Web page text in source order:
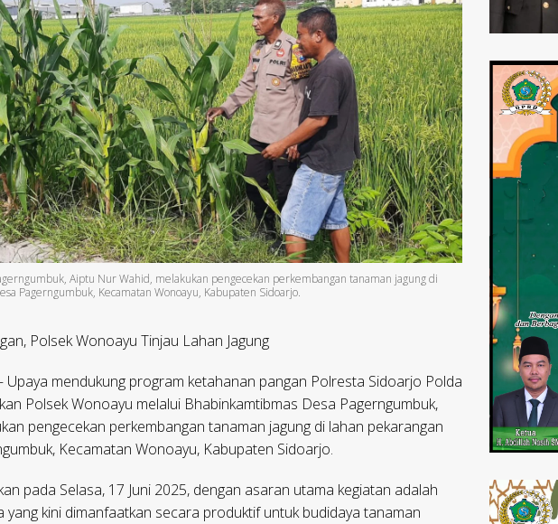
Aiptu Nur Wahid, melakukan pengecekan perkembangan tanaman jagung di
Pagerngumbuk, Kecamatan Wonoayu, Kabupaten Sidoarjo.
Polsek Wonoayu Tinjau Lahan Jagung
Upaya mendukung program ketahanan pangan Polresta Sidoarjo Polda
Polsek Wonoayu melalui Bhabinkamtibmas Desa Pagerngumbuk,
pengecekan perkembangan tanaman jagung di lahan pekarangan
Kecamatan Wonoayu, Kabupaten Sidoarjo.
pada Selasa, 17 Juni 2025, dengan asaran utama kegiatan adalah
yang kini dimanfaatkan secara produktif untuk budidaya tanaman